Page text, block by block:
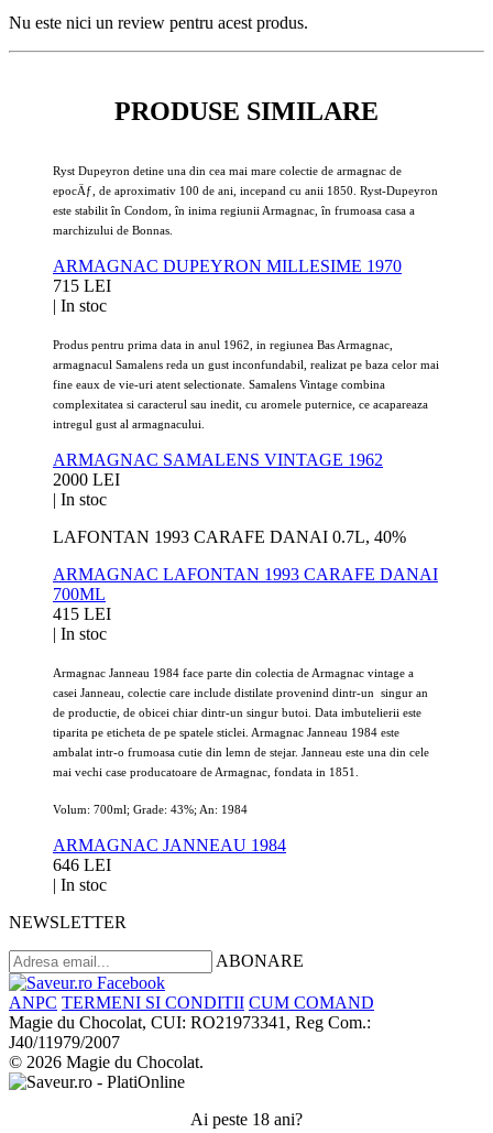
Nu este nici un review pentru acest produs.
PRODUSE SIMILARE
Ryst Dupeyron detine una din cea mai mare colectie de armagnac de
epocÄƒ, de aproximativ 100 de ani, incepand cu anii 1850. Ryst-Dupeyron
este stabilit în Condom, în inima regiunii Armagnac, în frumoasa casa a
marchizului de Bonnas.
ARMAGNAC DUPEYRON MILLESIME 1970
715 LEI
| In stoc
Produs pentru prima data in anul 1962, in regiunea Bas Armagnac,
armagnacul Samalens reda un gust inconfundabil, realizat pe baza celor mai
fine eaux de vie-uri atent selectionate. Samalens Vintage combina
complexitatea si caracterul sau inedit, cu aromele puternice, ce acapareaza
intregul gust al armagnacului.
ARMAGNAC SAMALENS VINTAGE 1962
2000 LEI
| In stoc
LAFONTAN 1993 CARAFE DANAI 0.7L, 40%
ARMAGNAC LAFONTAN 1993 CARAFE DANAI
700ML
415 LEI
| In stoc
Armagnac Janneau 1984 face parte din colectia de Armagnac vintage a
casei Janneau, colectie care include distilate provenind dintr-un singur an
de productie, de obicei chiar dintr-un singur butoi. Data imbutelierii este
tiparita pe eticheta de pe spatele sticlei. Armagnac Janneau 1984 este
ambalat intr-o frumoasa cutie din lemn de stejar. Janneau este una din cele
mai vechi case producatoare de Armagnac, fondata in 1851.
Volum: 700ml; Grade: 43%; An: 1984
ARMAGNAC JANNEAU 1984
646 LEI
| In stoc
NEWSLETTER
ABONARE
ANPC TERMENI SI CONDITII CUM COMAND
Magie du Chocolat, CUI: RO21973341, Reg Com.:
J40/11979/2007
© 2026 Magie du Chocolat.
Ai peste 18 ani?